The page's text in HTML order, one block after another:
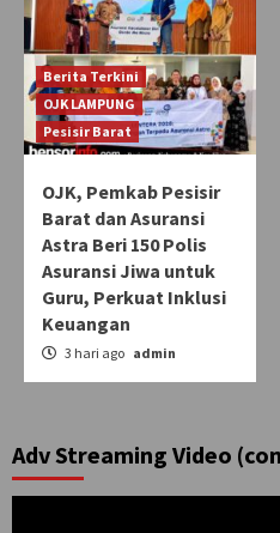
Berita Terkini
OJK LAMPUNG
Pesisir Barat
OJK, Pemkab Pesisir
Barat dan Asuransi
Astra Beri 150 Polis
Asuransi Jiwa untuk
Guru, Perkuat Inklusi
Keuangan
3 hari ago admin
Adv Streaming Video